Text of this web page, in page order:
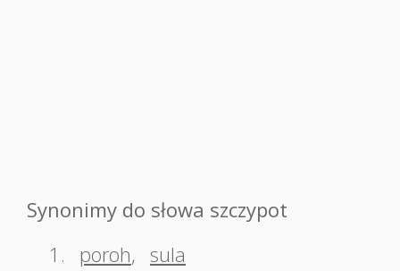
Synonimy do słowa szczypot
1.
poroh, sula